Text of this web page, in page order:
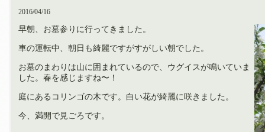
2016/04/16
早朝、お墓参りに行ってきました。
車の運転中、朝日も綺麗ですがすがしい朝でした。
お墓のまわりは山に囲まれているので、ウグイスが鳴いていま
した。春を感じますね〜！
庭にあるコリンゴの木です。白い花が綺麗に咲きました。
今、満開で見ごろです。